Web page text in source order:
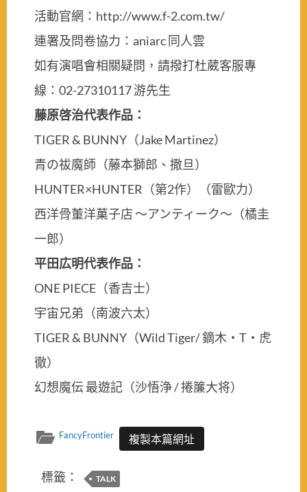
活動官網：http://www.f-2.com.tw/
連署及問卷協力：aniarc 同人雲
如有演唱會相關疑問，請撥打杜葳客服專
線：02-27310117 游先生
藤原啓治代表作品：
TIGER & BUNNY（Jake Martinez）
青の祓魔師（藤本獅郎、撒旦）
HUNTER×HUNTER（第2作）（雷歐力）
西洋骨董洋菓子店 〜アンティーク〜（橘圭
一郎）
平田広明代表作品：
ONE PIECE（香吉士）
宇宙兄弟（南波六太）
TIGER & BUNNY（Wild Tiger/ 鏑木・T・虎
徹）
幻想魔伝 最遊記（沙悟浄 / 捲簾大将）
FancyFrontier 複製本篇網址
標籤： TALK